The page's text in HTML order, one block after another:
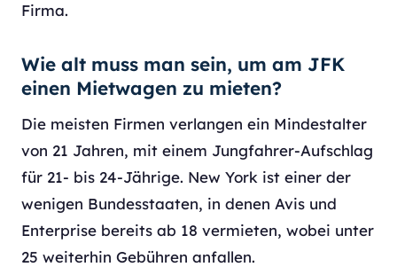
Firma.
Wie alt muss man sein, um am JFK
einen Mietwagen zu mieten?
Die meisten Firmen verlangen ein Mindestalter
von 21 Jahren, mit einem Jungfahrer-Aufschlag
für 21- bis 24-Jährige. New York ist einer der
wenigen Bundesstaaten, in denen Avis und
Enterprise bereits ab 18 vermieten, wobei unter
25 weiterhin Gebühren anfallen.